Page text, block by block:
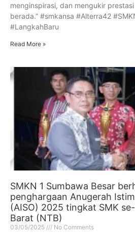
menginspirasi, dan mengukir
berada.” #smkansa #Alterra42
#LangkahBaru
Read More »
SMKN 1 Sumbawa Besar
penghargaan Anugerah
(AISO) 2025 tingkat SMK
Barat (NTB)
03/05/2025 No Comments